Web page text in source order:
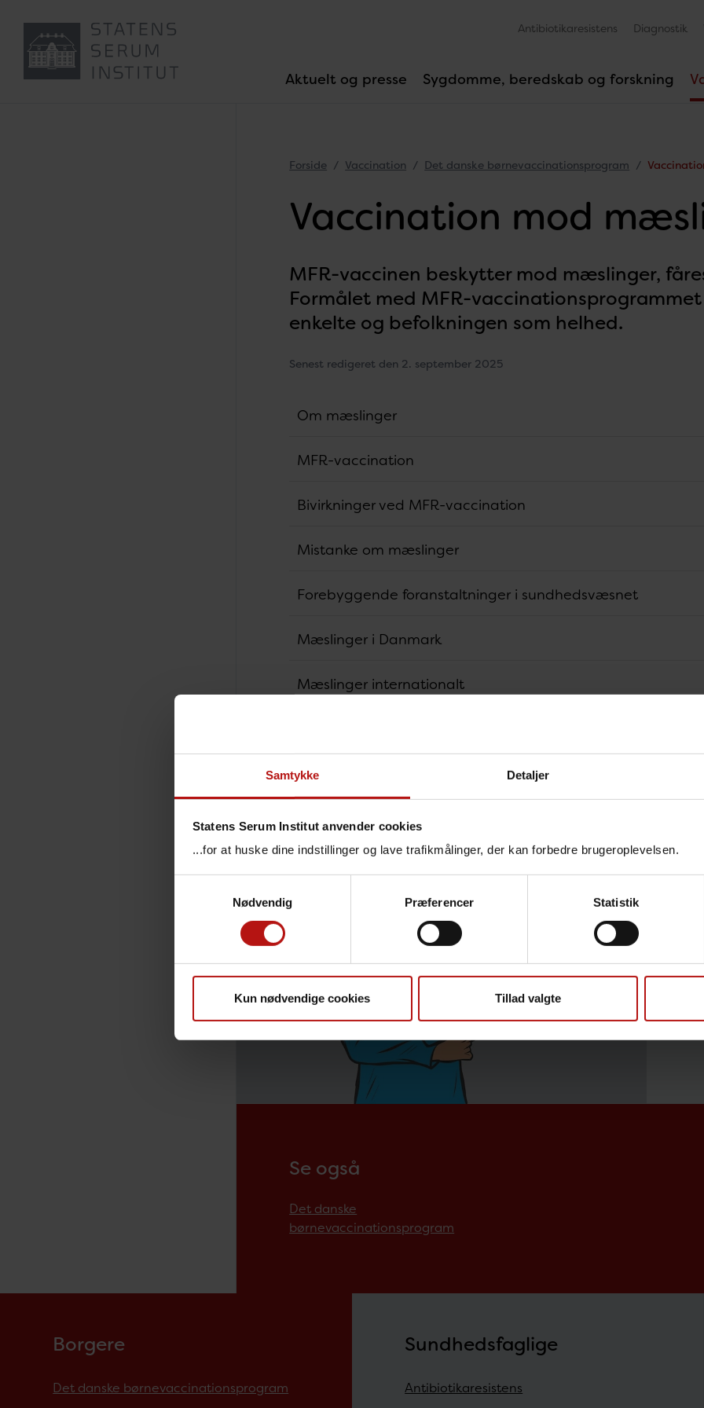
Samtykke Detaljer
Statens Serum Institut anvender cookies
...for at huske dine indstillinger og lave trafikmålinger, der kan forbedre brugeroplevelsen.
Nødvendig
Præferencer Statistik
Kun nødvendige cookies Tillad valgte
Aktuelt og presse Sygdomme, beredskab og forskning
Antibiotikaresistens Diagnostik
Forside Vaccination Det danske børnevaccinationsprogram
Vaccination mod
MFR-vaccinen beskytter mod mæslinger,
Formålet med MFR-
enkelte og befolkningen som helhed.
Senest redigeret den 2. september 2025
Om mæslinger
MFR-vaccination
Bivirkninger ved MFR-vaccination
Mistanke om mæslinger
Forebyggende foranstaltninger i sundhedsvæsnet
Mæslinger i Danmark
Mæslinger internationalt
Se også
Det danske
børnevaccinationsprogram
Borgere
Det danske børnevaccinationsprogram
Sundhedsfaglige
Antibiotikaresistens